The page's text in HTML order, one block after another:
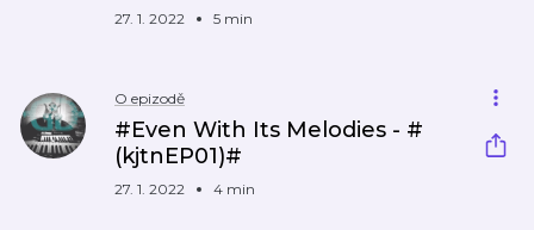
27. 1. 2022 5 min
O epizodě
#Even With Its Melodies - #
(kjtnEP01)#
27. 1. 2022 4 min